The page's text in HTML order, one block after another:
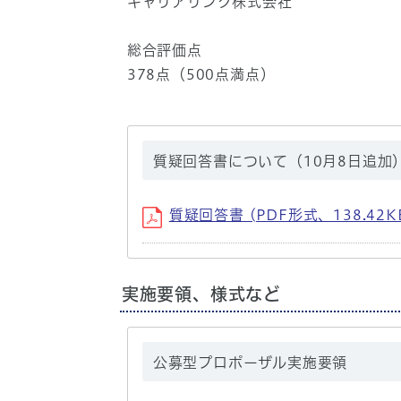
総合評価点
378点（500点満点）
質疑回答書について（10月8日追加
質疑回答書 (PDF形式、
実施要領、様式など
公募型プロポーザル実施要領